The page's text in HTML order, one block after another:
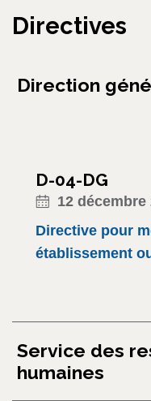
Directives
Direction
D-04-DG
12 décembre
Directive pour
établissement
Service des
humaines